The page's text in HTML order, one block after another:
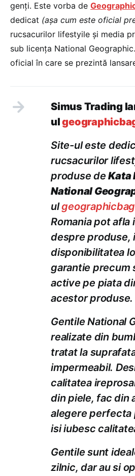
genți. Este vorba de
dedicat (așa cum este oficial
rucsacurilor lifestyile și media
sub licența National
oficial în care se prezintă
Simus Trading
ul
Site-ul este
rucsacurilor
produse deKata
National
ul
Romania pot
despre produse,
disponibilitatea
garantie precum
active pe piata
acestor produse.
Gentile National
realizate din
tratat la
impermeabil.
calitatea
din piele, fac din
alegere perfecta
isi iubesc
Gentile sunt
zilnic, dar au si